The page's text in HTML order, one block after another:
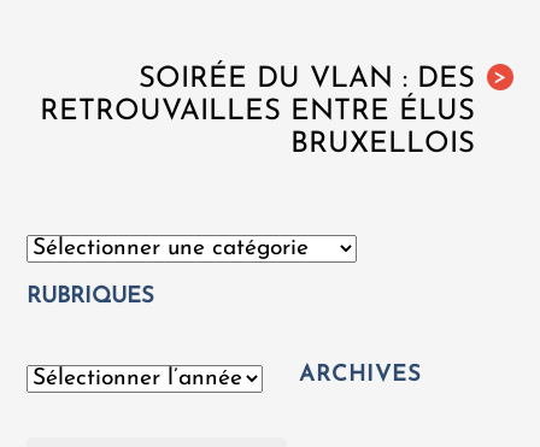
>
SOIRÉE DU VLAN : DES
RETROUVAILLES ENTRE ÉLUS
BRUXELLOIS
Catégories
RUBRIQUES
Archives ARCHIVES